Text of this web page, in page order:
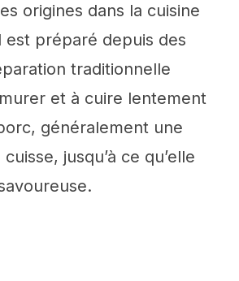
origines dans la cuisine
est préparé depuis des
traditionnelle
et à cuire lentement
généralement une
jusqu’à ce qu’elle